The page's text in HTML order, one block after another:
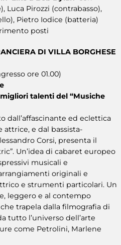
Luca Pirozzi (contrabasso),
Pietro Iodice (batteria)
posti
DI VILLA BORGHESE
ore 01.00)
talenti del “Musiche
dall’affascinante ed eclettica
attrice, e dal bassista-
Corsi, presenta il
Un’idea di cabaret europeo
musicali e
originali e
e strumenti particolari. Un
leggero e al contempo
trapela dalla filmografia di
tutto l’universo dell’arte
come Petrolini, Marlene